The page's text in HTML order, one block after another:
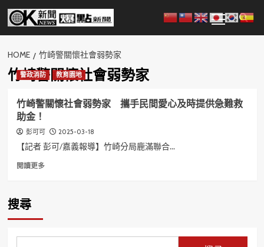
Skip
content
Menu
HOME 竹崎警關懷社會弱勢家
竹崎警關懷社會弱勢家
警政消防 教育園地
竹崎警關懷社會弱勢家 攜手民間愛心及時提供急難救
助金！
彭可可 2025-03-18
【記者 彭可/嘉義報導】竹崎分局鹿滿聯合...
閱讀更多Read
搜尋